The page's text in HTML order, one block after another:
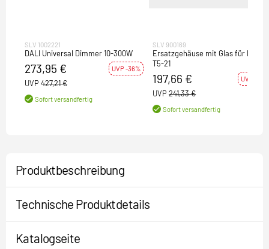
SLV 1002221
DALI Universal Dimmer 10-300W
273,95 € UVP -36%
UVP 427,21 €
Sofort versandfertig
SLV 900169
Ersatzgehäuse mit Glas für Dasar
T5-21
197,66 € UVP -18%
UVP 241,33 €
Sofort versandfertig
Produktbeschreibung
Technische Produktdetails
Katalogseite